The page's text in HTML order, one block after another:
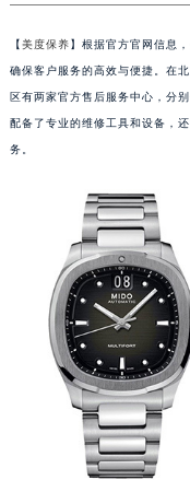
【美度保养】根据官方官网信息
确保客户服务的高效与便捷。在
区有两家官方售后服务中心，分
配备了专业的维修工具和设备，
务。